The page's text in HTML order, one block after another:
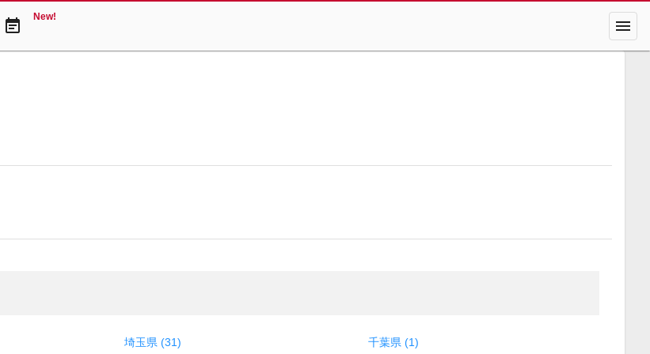
event_note New! menu
埼玉県 (31) 千葉県 (1)